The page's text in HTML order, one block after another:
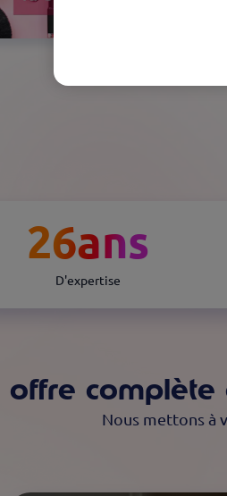
26ans
D'expertise
offre complète
Nous mettons à